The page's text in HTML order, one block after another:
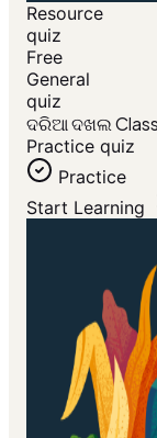
Resource
quiz
Free
General
quiz
ଦରିଆ ଦଖଲ Class
Practice quiz
Practice
Start Learning